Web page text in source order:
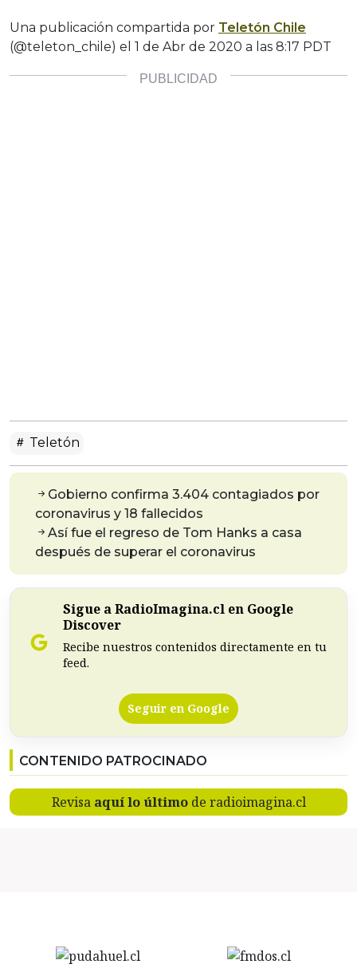
Una publicación compartida por Teletón Chile
(@teleton_chile) el 1 de Abr de 2020 a las 8:17 PDT
Teletón
Gobierno confirma 3.404 contagiados por
coronavirus y 18 fallecidos
Así fue el regreso de Tom Hanks a casa
después de superar el coronavirus
Sigue a RadioImagina.cl en Google
Discover
Recibe nuestros contenidos directamente en tu
feed.
Seguir en Google
CONTENIDO PATROCINADO
Revisa aquí lo últimode radioimagina.cl